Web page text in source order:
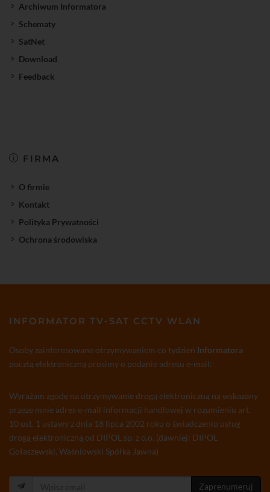
Archiwum Informatora
Schematy
SatNet
Download
Feedback
FIRMA
O firmie
Kontakt
Polityka Prywatności
Ochrona środowiska
INFORMATOR TV-SAT CCTV WLAN
Osoby zainteresowane otrzymywaniem co tydzień Informatora
pocztą elektroniczną prosimy o podanie adresu e-mail:
Wyrażam zgodę na otrzymywanie drogą elektroniczną na wskazany
przeze mnie adres e-mail informacji handlowej w rozumieniu art.
10 ust. 1 ustawy z dnia 18 lipca 2002 roku o świadczeniu usług
drogą elektroniczną od DIPOL sp. z o.o. (dawniej: DIPOL
Gołaszewski, Waśniowski Spółka Jawna)
Zaprenumeruj